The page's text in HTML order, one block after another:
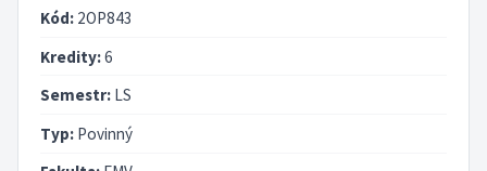
Kód: 2OP843
Kredity:6
Semestr: LS
Typ: Povinný